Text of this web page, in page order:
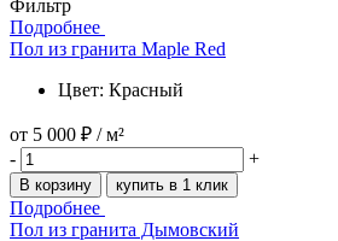
Фильтр
Подробнее
Пол из гранита Maple Red
Цвет: Красный
от 5 000 ₽ / м²
-
+
В корзину купить в 1 клик
Подробнее
Пол из гранита Дымовский